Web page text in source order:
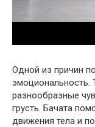
Одной из причин
эмоциональность.
разнообразные
грусть. Бачата
движения тела и